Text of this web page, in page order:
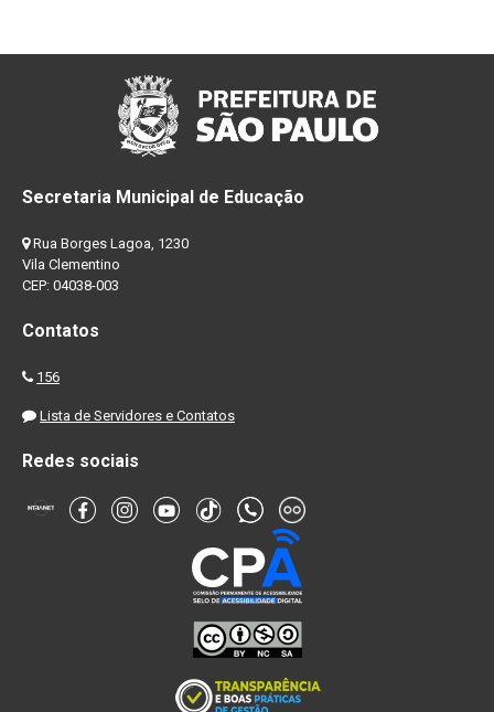
Secretaria Municipal de Educação
Rua Borges Lagoa, 1230
Vila Clementino
CEP: 04038-003
Contatos
156
Lista de Servidores e Contatos
Redes sociais